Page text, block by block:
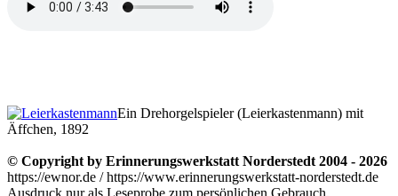
Ein Drehorgelspieler (Leierkastenmann) mit
Äffchen, 1892
© Copyright by Erinnerungswerkstatt Norderstedt 2004 - 2026
https://ewnor.de / https://www.erinnerungswerkstatt-norderstedt.de
Ausdruck nur als Leseprobe zum persönlichen Gebrauch,